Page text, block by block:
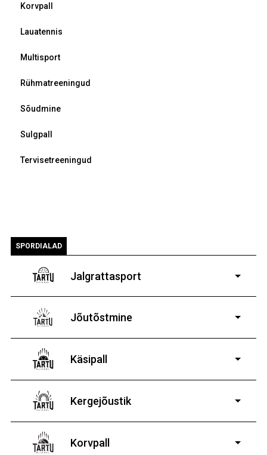
Korvpall
Lauatennis
Multisport
Rühmatreeningud
Sõudmine
Sulgpall
Tervisetreeningud
SPORDIALAD
Jalgrattasport
vanematele poistele ja tüdrukutele
Jõutõstmine
poistele ja tüdrukutele
Käsipall
Kergejõustik
Korvpall